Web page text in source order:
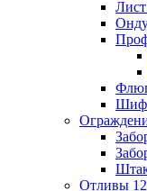
Отливы